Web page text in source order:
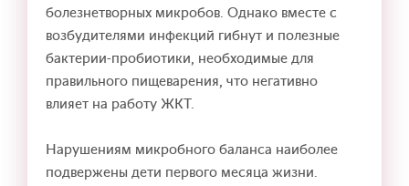
болезнетворных микробов. Однако вместе с
возбудителями инфекций гибнут и полезные
бактерии-пробиотики, необходимые для
правильного пищеварения, что негативно
влияет на работу ЖКТ.
Нарушениям микробного баланса наиболее
подвержены дети первого месяца жизни.